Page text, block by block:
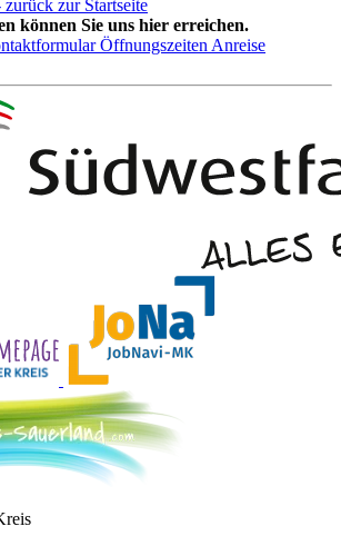
können Sie uns hier erreichen.
Öffnungszeiten Anreise